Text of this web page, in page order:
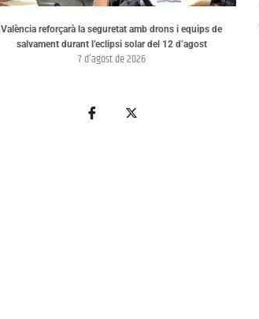
València reforçarà la seguretat amb drons i equips de
salvament durant l’eclipsi solar del 12 d’agost
7 d'agost de 2026